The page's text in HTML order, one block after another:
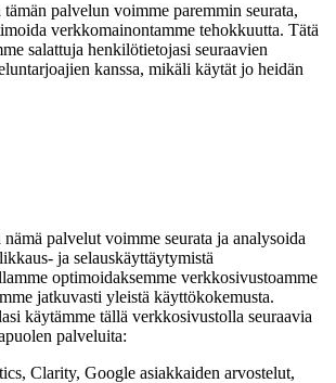
palvelun voimme paremmin seurata,
verkkomainontamme tehokkuutta. Tätä
salattuja henkilötietojasi seuraavien
kanssa, mikäli käytät jo heidän
palvelut voimme seurata ja analysoida
ja selauskäyttäytymistä
optimoidaksemme verkkosivustoamme
jatkuvasti yleistä käyttökokemusta.
käytämme tällä verkkosivustolla seuraavia
palveluita:
Clarity, Google asiakkaiden arvostelut,